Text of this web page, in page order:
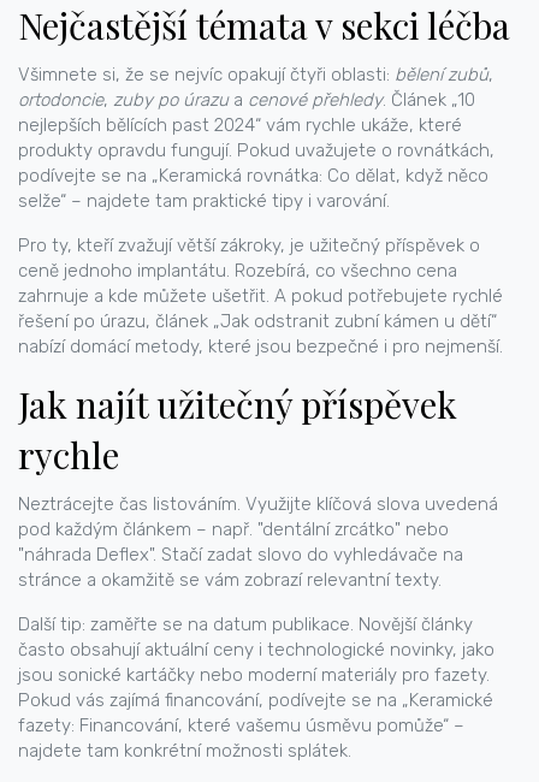
Nejčastější témata v sekci léčba
Všimnete si, že se nejvíc opakují čtyři oblasti: bělení zubů,
ortodoncie, zuby po úrazua cenové přehledy. Článek „10
nejlepších bělících past 2024“ vám rychle ukáže, které
produkty opravdu fungují. Pokud uvažujete o rovnátkách,
podívejte se na „Keramická rovnátka: Co dělat, když něco
selže“ – najdete tam praktické tipy i varování.
Pro ty, kteří zvažují větší zákroky, je užitečný příspěvek o
ceně jednoho implantátu. Rozebírá, co všechno cena
zahrnuje a kde můžete ušetřit. A pokud potřebujete rychlé
řešení po úrazu, článek „Jak odstranit zubní kámen u dětí“
nabízí domácí metody, které jsou bezpečné i pro nejmenší.
Jak najít užitečný příspěvek
rychle
Neztrácejte čas listováním. Využijte klíčová slova uvedená
pod každým článkem – např. "dentální zrcátko" nebo
"náhrada Deflex". Stačí zadat slovo do vyhledávače na
stránce a okamžitě se vám zobrazí relevantní texty.
Další tip: zaměřte se na datum publikace. Novější články
často obsahují aktuální ceny i technologické novinky, jako
jsou sonické kartáčky nebo moderní materiály pro fazety.
Pokud vás zajímá financování, podívejte se na „Keramické
fazety: Financování, které vašemu úsměvu pomůže“ –
najdete tam konkrétní možnosti splátek.